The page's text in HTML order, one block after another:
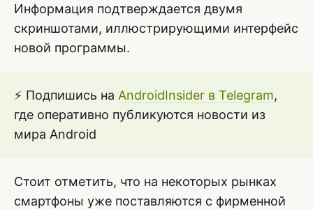
Информация подтверждается двумя
скриншотами, иллюстрирующими интерфейс
новой программы.
⚡ Подпишись на AndroidInsider в Telegram,
где оперативно публикуются новости из
мира Android
Стоит отметить, что на некоторых рынках
смартфоны уже поставляются с фирменной